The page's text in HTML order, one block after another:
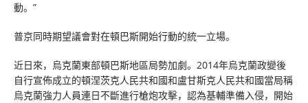
動。”
普京同時期望議會對在頓巴斯開始行動的統一立場。
近日來，烏克蘭東部頓巴斯地區局勢加劇。2014年烏克蘭政變後
自行宣佈成立的頓涅茨克人民共和國和盧甘斯克人民共和國當局稱
烏克蘭強力人員連日不斷進行槍炮攻擊，認為基輔準備入侵，開始